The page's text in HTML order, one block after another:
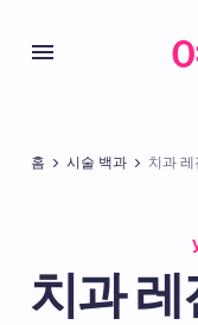
홈 시술 백과
치과
치과